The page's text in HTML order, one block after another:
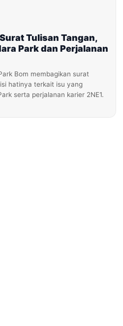
Tulisan Tangan,
Park dan Perjalanan
Bom membagikan surat
hatinya terkait isu yang
serta perjalanan karier 2NE1.